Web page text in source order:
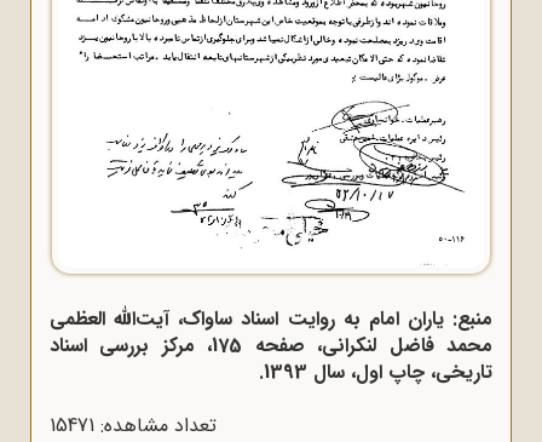
منبع: یاران امام به روایت اسناد ساواک، آیت‌الله العظمی
محمد فاضل لنکرانی، صفحه 175، مرکز بررسی اسناد
تاریخی، چاپ اول، سال 1393.
تعداد مشاهده: 15471